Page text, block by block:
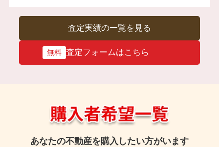
査定実績の一覧を見る
無料 査定フォームはこちら
あなたの不動産を購入したい方がいます